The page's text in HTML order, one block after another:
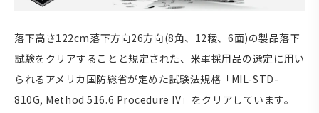
落下高さ122cm落下方向26方向(8角、12稜、6面)の製品落下
試験をクリアすることと規定された、米軍採用品の選定に用い
られるアメリカ国防総省が定めた試験法規格「MIL-STD-
810G, Method 516.6 Procedure IV」をクリアしています。